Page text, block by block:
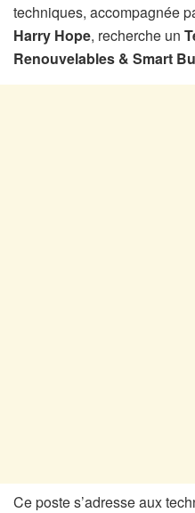
techniques, accompagnée
Harry Hope, recherche un
Renouvelables & Smart
Ce poste s’adresse aux